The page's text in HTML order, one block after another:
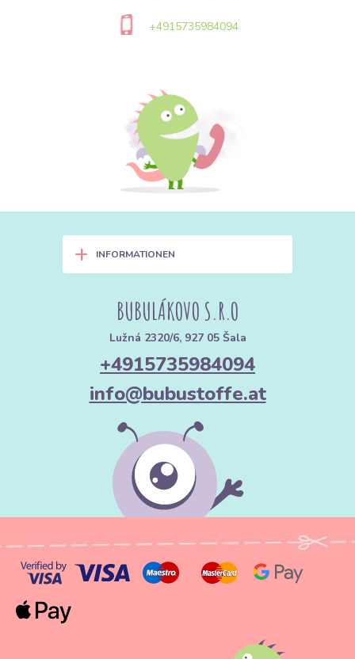
+4915735984094
+ INFORMATIONEN
BUBULÁKOVO S.R.O
Lužná 2320/6, 927 05 Šala
+4915735984094
info@bubustoffe.at